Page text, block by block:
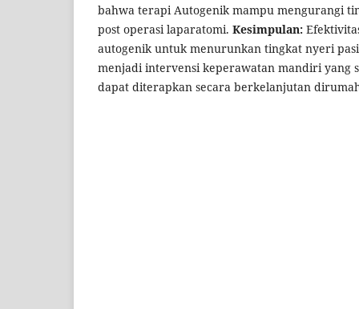
bahwa terapi Autogenik mampu mengurangi
post operasi laparatomi. Kesimpulan:
autogenik untuk menurunkan tingkat nyeri
menjadi intervensi keperawatan mandiri yang
dapat diterapkan secara berkelanjutan